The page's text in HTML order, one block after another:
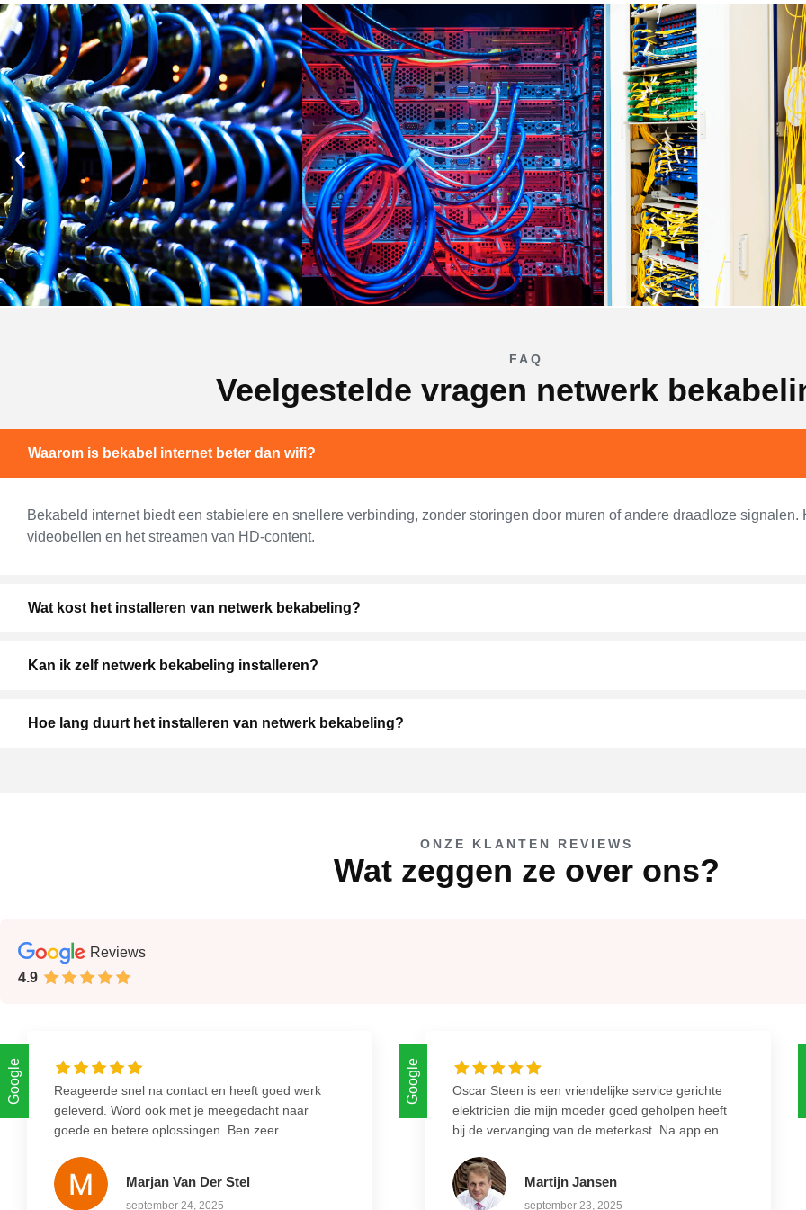
FAQ
Veelgestelde vragen netwerk
Waarom is bekabel internet beter dan wifi?
Bekabeld internet biedt een stabielere en snellere verbinding, zonder storingen door muren of andere draadloze
videobellen en het streamen van HD-content.
Wat kost het installeren van netwerk bekabeling?
Kan ik zelf netwerk bekabeling installeren?
Hoe lang duurt het installeren van netwerk bekabeling?
ONZE KLANTEN REVIEWS
Wat zeggen ze over ons?
Reviews
4.9
Google
Reageerde snel na contact en heeft goed werk
geleverd. Word ook met je meegedacht naar
goede en betere oplossingen. Ben zeer
Marjan Van Der Stel
september 24, 2025
Google
Oscar Steen is een vriendelijke service gerichte
elektricien die mijn moeder goed geholpen heeft
bij de vervanging van de meterkast. Na app en
ingepland. Nette overeenkomst gekregen zodat
alles goed vast gelegd werd. Werkzaamheden
Martijn Jansen
september 23, 2025